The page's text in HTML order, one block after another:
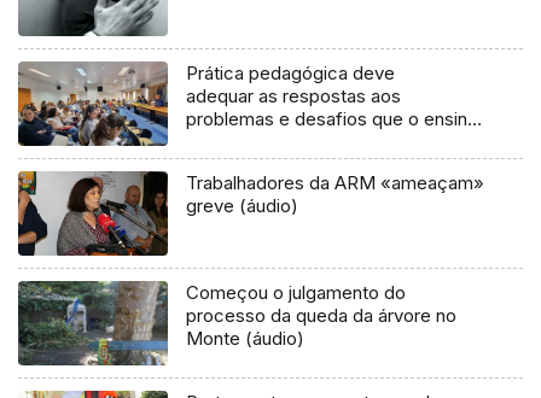
Prática pedagógica deve
adequar as respostas aos
problemas e desafios que o ensino
Trabalhadores da ARM «ameaçam»
greve (áudio)
Começou o julgamento do
processo da queda da árvore no
Monte (áudio)